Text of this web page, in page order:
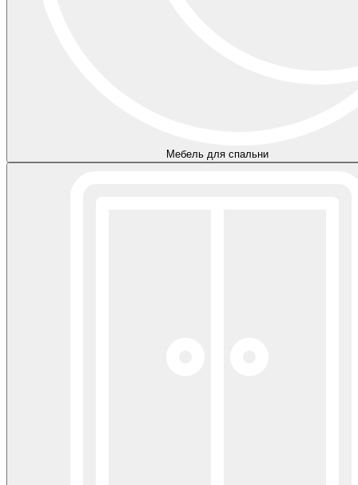
Мебель для спальни